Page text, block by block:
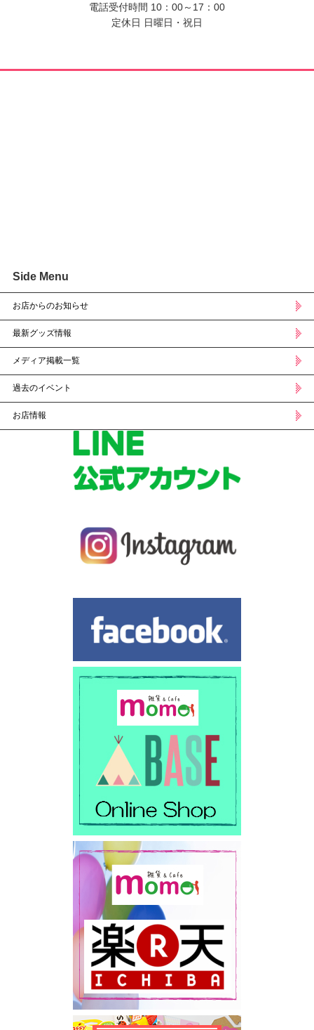
電話受付時間 10：00～17：00
定休日 日曜日・祝日
Side Menu
お店からのお知らせ
最新グッズ情報
メディア掲載一覧
過去のイベント
お店情報